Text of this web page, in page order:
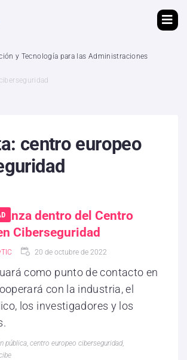
y Tecnología para las Administraciones
centro europeo
dentro del Centro
Ciberseguridad
20 de octubre de 2022
como punto de contacto en
con la industria, el
los investigadores y los
pública centro europeo ciberseguridad,